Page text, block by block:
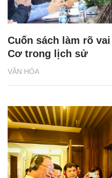
VĂN HÓA
Cuốn sách làm rõ
Cơ trong lịch sử